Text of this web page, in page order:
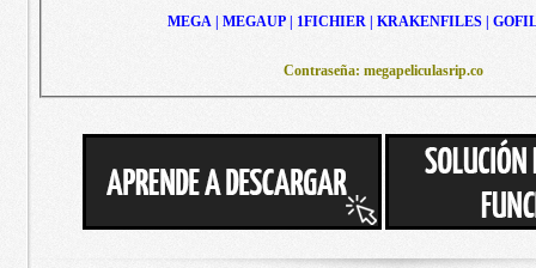
MEGA | MEGAUP | 1FICHIER | KRAKENFILES |
Contraseña: megapeliculasrip.co